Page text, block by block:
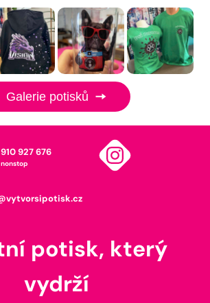
Galerie potisků
927 676
potisk, který
vydrží